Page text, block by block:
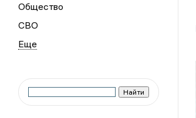
Общество
СВО